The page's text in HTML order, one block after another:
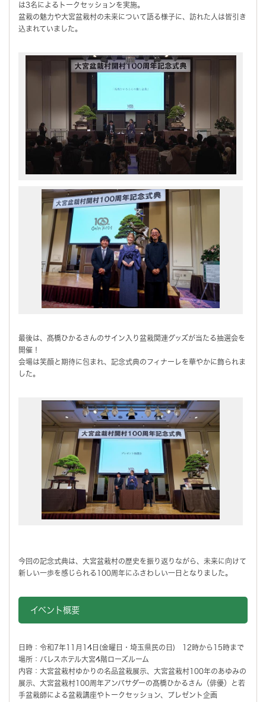
は3名によるトークセッションを実施。
盆栽の魅力や大宮盆栽村の未来について語る様子に、訪れた人は皆引き
込まれていました。
最後は、髙橋ひかるさんのサイン入り盆栽関連グッズが当たる抽選会を
開催！
会場は笑顔と期待に包まれ、記念式典のフィナーレを華やかに飾られま
した。
今回の記念式典は、大宮盆栽村の歴史を振り返りながら、未来に向けて
新しい一歩を感じられる100周年にふさわしい一日となりました。
イベント概要
日時：令和7年11月14日(金曜日・埼玉県民の日) 12時から15時まで
場所：パレスホテル大宮4階ローズルーム
内容：大宮盆栽村ゆかりの名品盆栽展示、大宮盆栽村100年のあゆみの
展示、大宮盆栽村100周年アンバサダーの髙橋ひかるさん（俳優）と若
手盆栽師による盆栽講座やトークセッション、プレゼント企画